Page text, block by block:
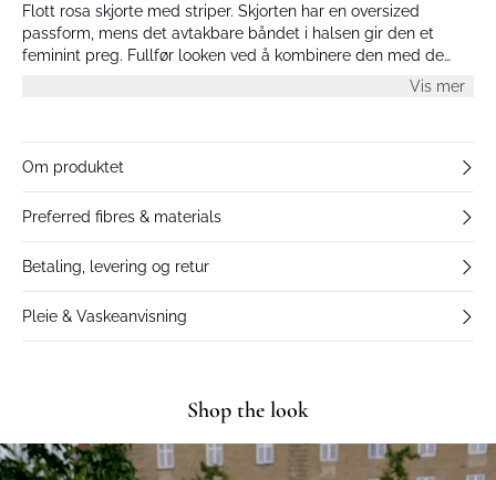
Flott rosa skjorte med striper. Skjorten har en oversized
passform, mens det avtakbare båndet i halsen gir den et
feminint preg. Fullfør looken ved å kombinere den med de
Vis mer
Om produktet
Preferred fibres & materials
Betaling, levering og retur
Pleie & Vaskeanvisning
Shop the look